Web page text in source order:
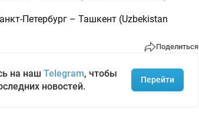
Петербург – Ташкент (Uzbekistan
Поделиться
на наш Telegram, чтобы
новостей.
Перейти